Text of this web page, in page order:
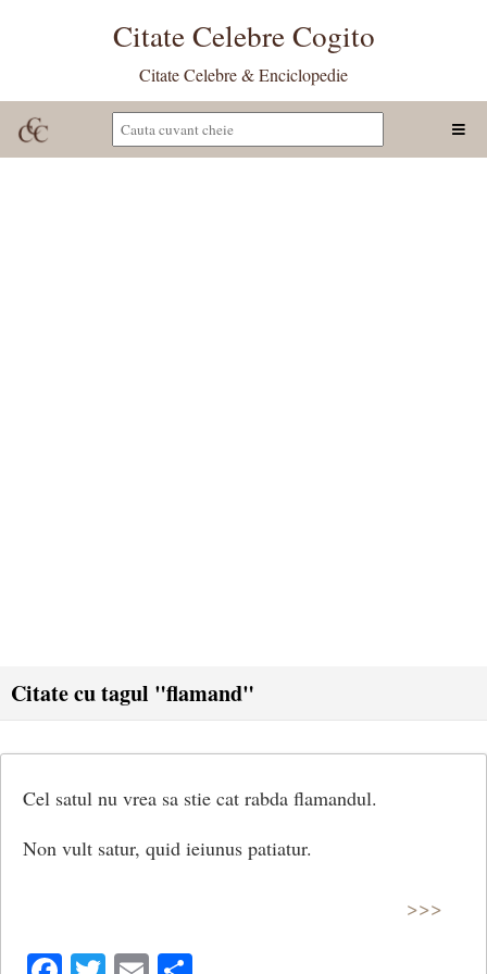
Citate Celebre Cogito
Citate Celebre & Enciclopedie
Citate cu tagul "flamand"
Cel satul nu vrea sa stie cat rabda flamandul.
Non vult satur, quid ieiunus patiatur.
>>>